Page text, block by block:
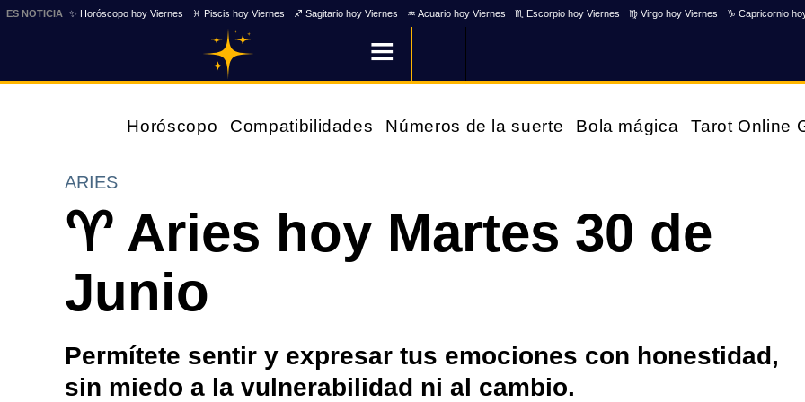
ES NOTICIA ✨ Horóscopo hoy Viernes ♓ Piscis hoy Viernes ♐ Sagitario hoy Viernes ♒ Acuario hoy Viernes ♏ Escorpio hoy Viernes ♍ Virgo hoy Viernes ♑ Capricornio
Horóscopo Compatibilidades Números de la suerte Bola mágica Tarot Online
ARIES
♈ Aries hoy Martes 30 de
Junio
Permítete sentir y expresar tus emociones con honestidad,
sin miedo a la vulnerabilidad ni al cambio.